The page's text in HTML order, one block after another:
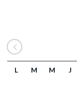
L M M J